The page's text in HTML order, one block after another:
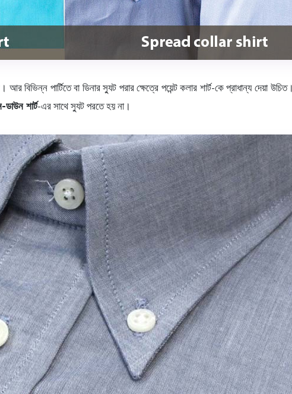
আর বিভিন্ন পার্টিতে বা ডিনার স্যুট পরার ক্ষেত্রে পয়েন্ট কলার শার্ট-কে প্রাধান্য
ডাউন শার্ট-এর সাথে স্যুট পরতে হয় না।